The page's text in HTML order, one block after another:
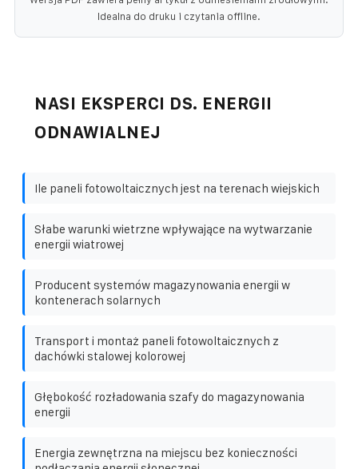
Idealna do druku i czytania offline.
NASI EKSPERCI DS. ENERGII
ODNAWIALNEJ
Ile paneli fotowoltaicznych jest na terenach wiejskich
Słabe warunki wietrzne wpływające na wytwarzanie
energii wiatrowej
Producent systemów magazynowania energii w
kontenerach solarnych
Transport i montaż paneli fotowoltaicznych z
dachówki stalowej kolorowej
Głębokość rozładowania szafy do magazynowania
energii
Energia zewnętrzna na miejscu bez konieczności